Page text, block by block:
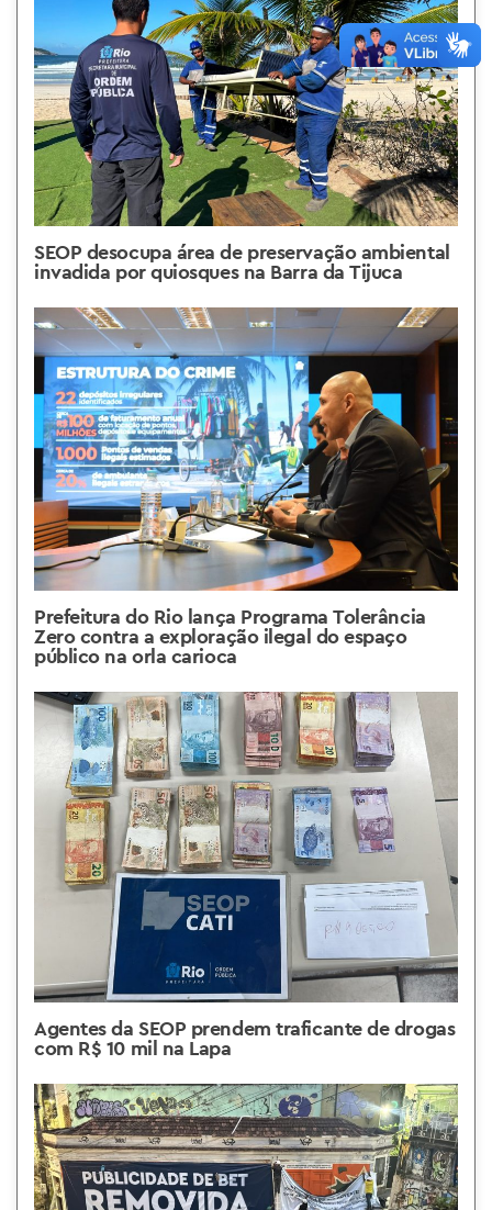
SEOP desocupa área de preservação ambiental
invadida por quiosques na Barra da Tijuca
Prefeitura do Rio lança Programa Tolerância
Zero contra a exploração ilegal do espaço
público na orla carioca
Agentes da SEOP prendem traficante de drogas
com R$ 10 mil na Lapa